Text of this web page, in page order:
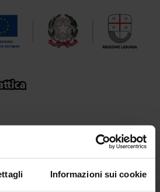
Informazioni sui cookie